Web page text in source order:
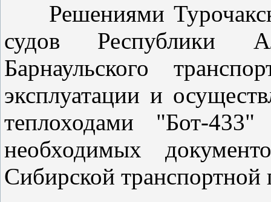
Решениями
судов Республики
Барнаульского
эксплуатации и
теплоходами "Бот-
необходимых
Сибирской транспортной